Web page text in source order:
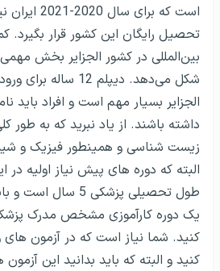
است که برای
تحصیل رایگان این کشور قرار بگیرد.
بین‌المللی در کشور الجزایر بخش مهمی
شکل می‌دهد. دیپلم 12
الجزایر بسیار مهم است و افراد باید
داشته باشند. از یاد نبرید که به
زیست شناسی و همینطور فیزیک و
البته که دوره های پیش نیاز اولیه در
طول تحصیلی پزشکی 5
یک دوره کارآموزی مشخص مدرک
کنید. شما نیاز است که در آزمون های
کنید و البته که باید بدانید این